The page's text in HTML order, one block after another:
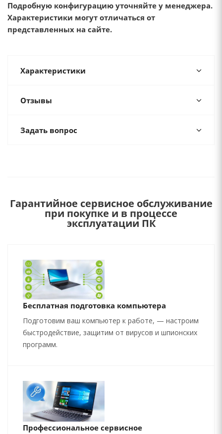
Подробную конфигурацию уточняйте у менеджера.
Характеристики могут отличаться от
представленных на сайте.
Характеристики
Отзывы
Задать вопрос
Гарантийное сервисное обслуживание
при покупке и в процессе
эксплуатации ПК
Бесплатная подготовка компьютера
Подготовим ваш компьютер к работе, — настроим
быстродействие, защитим от вирусов и шпионских
программ.
Профессиональное сервисное